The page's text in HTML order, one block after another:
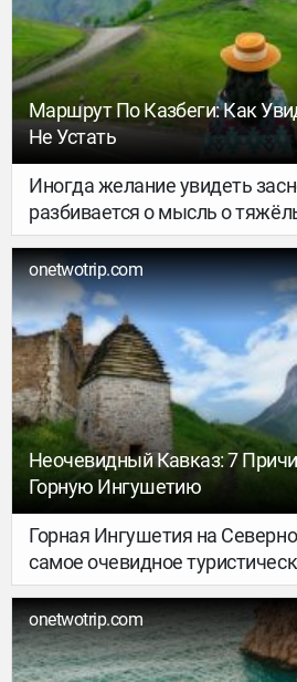
Таджикистан и Туркменистан.
Маршрут По Казбеги: Как
Не Устать
Иногда желание увидеть
разбивается о мысль о
стёртых ногах и ночёвках в
Однако горы не обязательно
ассоциироваться с
трудностей. В Грузии есть
где красота Кавказского
каждому, а после пешей
вернуться в тёплый номер с
onetwotrip.com
Неочевидный Кавказ: 7
Горную Ингушетию
Горная Ингушетия на
самое очевидное
зря. В компактной
Грузией есть свой
окружении гор, трекинговые
фотогеничные ущелья и
onetwotrip.com